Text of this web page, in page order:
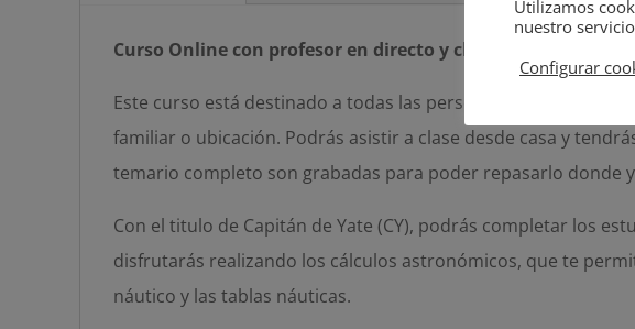
Curso Online con profesor en directo y clases grabadas
Este curso está destinado a todas las personas que no
familiar o ubicación. Podrás asistir a clase desde casa y
temario completo son grabadas para poder repasarlo donde
Con el titulo de Capitán de Yate (CY), podrás completar los
disfrutarás realizando los cálculos astronómicos, que te
náutico y las tablas náuticas.
Utilizamos
nuestro
Configurar